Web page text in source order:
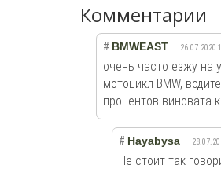
Комментарии
# BMWEAST 26.07.2020
очень часто езжу на
мотоцикл BMW,
процентов виновата
# Hayabysa
Не стоит так